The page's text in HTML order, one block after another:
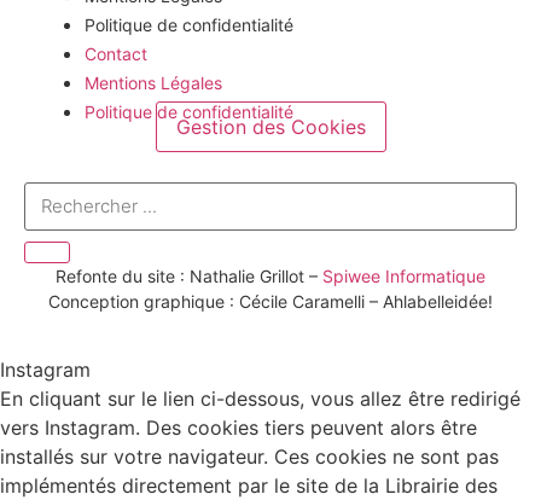
Politique de confidentialité
Contact
Mentions Légales
Politique de confidentialité
Gestion des Cookies
Refonte du site : Nathalie Grillot – Spiwee Informatique
Conception graphique : Cécile Caramelli – Ahlabelleidée!
Instagram
En cliquant sur le lien ci-dessous, vous allez être redirigé
vers Instagram. Des cookies tiers peuvent alors être
installés sur votre navigateur. Ces cookies ne sont pas
implémentés directement par le site de la Librairie des